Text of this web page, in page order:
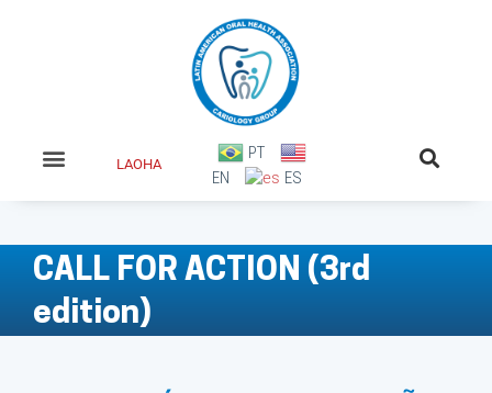
LAOHA
PT
EN
ES
CALL FOR ACTION (3rd
edition)